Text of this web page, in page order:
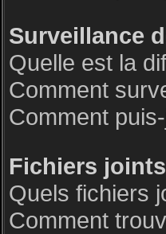
Surveillance
Quelle est la
Comment
Comment
Fichiers joints
Quels fichiers
Comment